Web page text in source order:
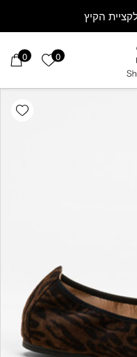
0 הרשימה
0